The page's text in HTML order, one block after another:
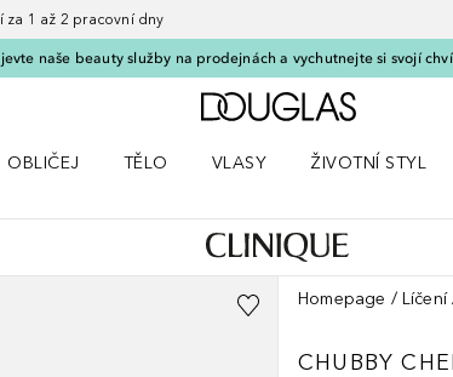
1 až 2 pracovní dny
naše beauty služby na prodejnách a vychutnejte si svojí
Domů
OBLIČEJ
TĚLO
VLASY
ŽIVOTNÍ STYL
Homepage Líčení
CHUBBY